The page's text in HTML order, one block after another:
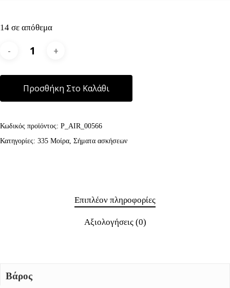
14 σε απόθεμα
Προσθήκη Στο Καλάθι
Κωδικός προϊόντος: P_AIR_00566
Κατηγορίες: 335 Μοίρα, Σήματα ασκήσεων
Επιπλέον πληροφορίες
Αξιολογήσεις (0)
Βάρος